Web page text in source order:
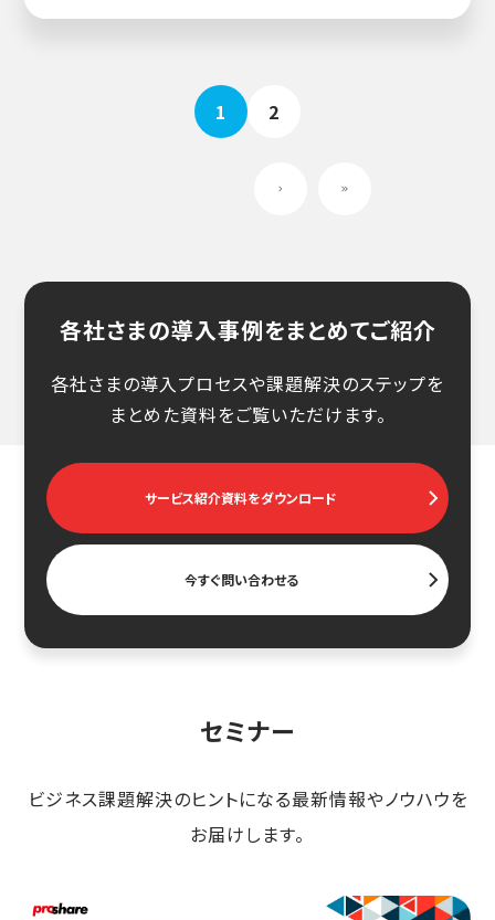
1 2
各社さまの導入事例をまとめてご紹介
各社さまの導入プロセスや課題解決のステップを
まとめた資料をご覧いただけます。
サービス紹介資料をダウンロード
今すぐ問い合わせる
セミナー
ビジネス課題解決のヒントになる最新情報やノウハウを
お届けします。